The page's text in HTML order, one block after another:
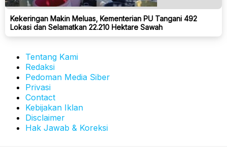
Kekeringan Makin Meluas, Kementerian PU Tangani 492
Lokasi dan Selamatkan 22.210 Hektare Sawah
Tentang Kami
Redaksi
Pedoman Media Siber
Privasi
Contact
Kebijakan Iklan
Disclaimer
Hak Jawab & Koreksi